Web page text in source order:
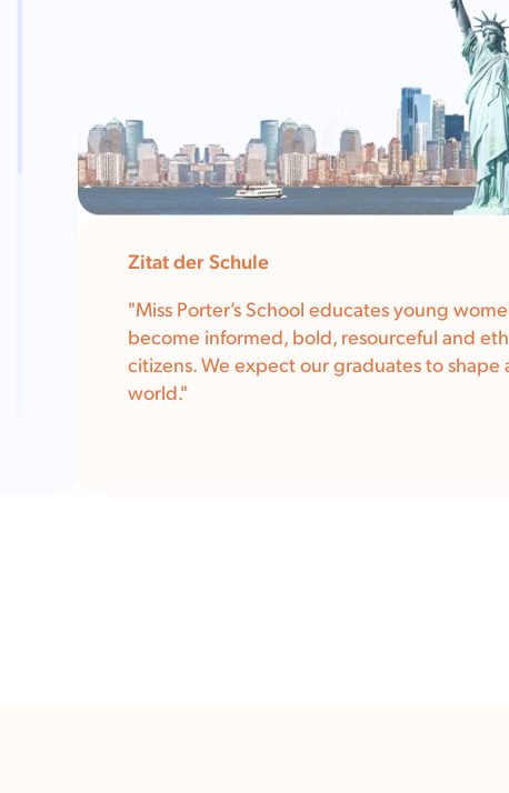
Zitat der Schule
"Miss Porter’s School educates young
become informed, bold, resourceful and
citizens. We expect our graduates to shape
world."